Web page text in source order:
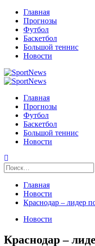
Перейти
содержимому
Главная
Прогнозы
Футбол
Баскетбол
Большой теннис
Новости
Primary
Главная
Прогнозы
Футбол
Баскетбол
Большой теннис
Новости
Найти:
Главная
Новости
Краснодар – лидер
Новости
Краснодар –